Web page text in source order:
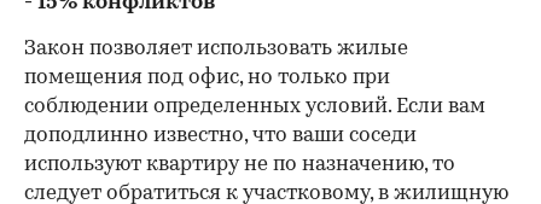
Закон позволяет использовать жилые
помещения под офис, но только при
соблюдении определенных условий. Если вам
доподлинно известно, что ваши соседи
используют квартиру не по назначению, то
следует обратиться к участковому, в жилищную